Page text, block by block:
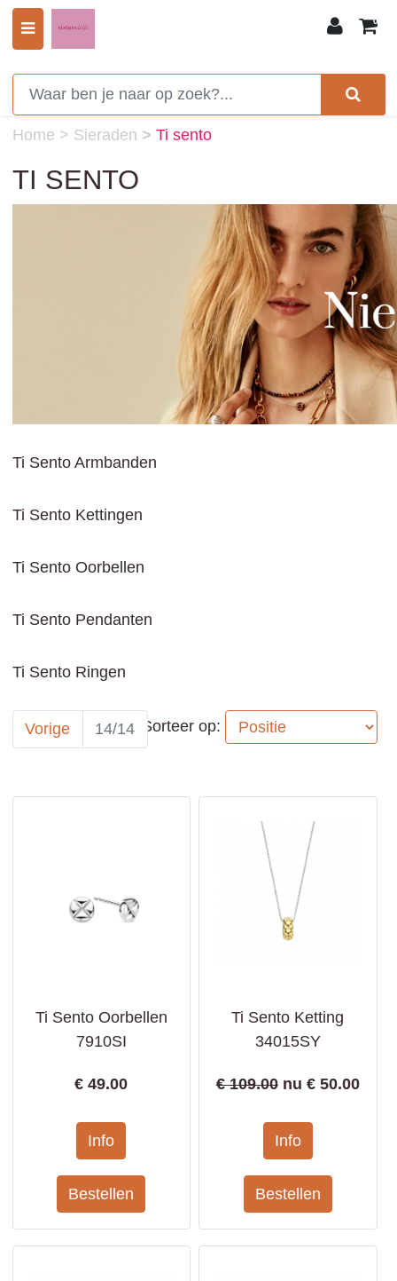
0
Home > Sieraden > Ti sento
TI SENTO
Ti Sento Armbanden
Ti Sento Kettingen
Ti Sento Oorbellen
Ti Sento Pendanten
Ti Sento Ringen
Sorteer op:
Vorige 14/14
Ti Sento Oorbellen
7910SI
€49.00
Ti Sento Ketting
34015SY
€ 109.00nu € 50.00